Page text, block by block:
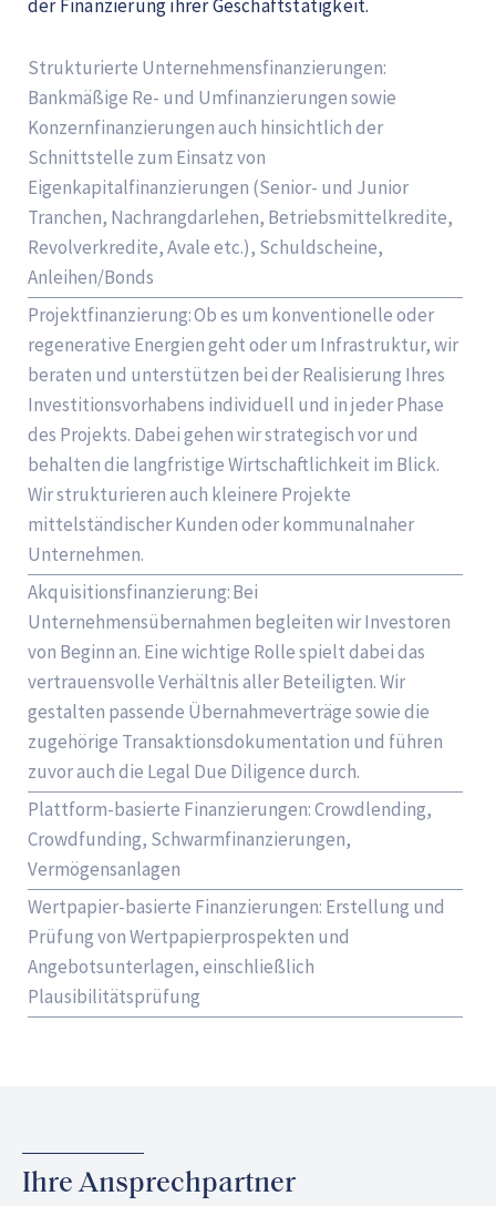
der Finanzierung ihrer Geschäftstätigkeit.
Strukturierte Unternehmensfinanzierungen:
Bankmäßige Re- und Umfinanzierungen sowie
Konzernfinanzierungen auch hinsichtlich der
Schnittstelle zum Einsatz von
Eigenkapitalfinanzierungen (Senior- und Junior
Tranchen, Nachrangdarlehen, Betriebsmittelkredite,
Revolverkredite, Avale etc.), Schuldscheine,
Anleihen/Bonds
Projektfinanzierung: Ob es um konventionelle oder
regenerative Energien geht oder um Infrastruktur, wir
beraten und unterstützen bei der Realisierung Ihres
Investitionsvorhabens individuell und in jeder Phase
des Projekts. Dabei gehen wir strategisch vor und
behalten die langfristige Wirtschaftlichkeit im Blick.
Wir strukturieren auch kleinere Projekte
mittelständischer Kunden oder kommunalnaher
Unternehmen.
Akquisitionsfinanzierung: Bei
Unternehmensübernahmen begleiten wir Investoren
von Beginn an. Eine wichtige Rolle spielt dabei das
vertrauensvolle Verhältnis aller Beteiligten. Wir
gestalten passende Übernahmeverträge sowie die
zugehörige Transaktionsdokumentation und führen
zuvor auch die Legal Due Diligence durch.
Plattform-basierte Finanzierungen: Crowdlending,
Crowdfunding, Schwarmfinanzierungen,
Vermögensanlagen
Wertpapier-basierte Finanzierungen: Erstellung und
Prüfung von Wertpapierprospekten und
Angebotsunterlagen, einschließlich
Plausibilitätsprüfung
Ihre Ansprechpartner